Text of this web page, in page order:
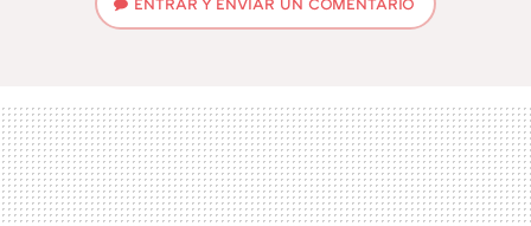
ENTRAR Y ENVIAR UN COMENTARIO